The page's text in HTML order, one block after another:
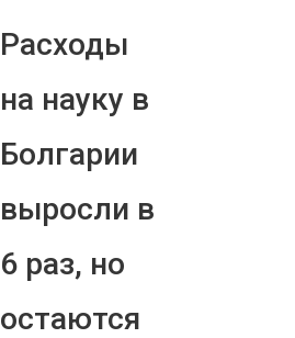
Расходы
на науку в
Болгарии
выросли в
6 раз, но
остаются